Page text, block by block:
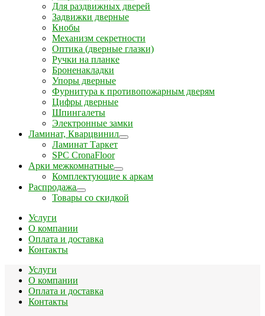
Для раздвижных дверей
Задвижки дверные
Кнобы
Механизм секретности
Оптика (дверные глазки)
Ручки на планке
Броненакладки
Упоры дверные
Фурнитура к противопожарным дверям
Цифры дверные
Шпингалеты
Электронные замки
Ламинат, Кварцвинил
Ламинат Таркет
SPC CronaFloor
Арки межкомнатные
Комплектующие к аркам
Распродажа
Товары со скидкой
Услуги
О компании
Оплата и доставка
Контакты
Услуги
О компании
Оплата и доставка
Контакты